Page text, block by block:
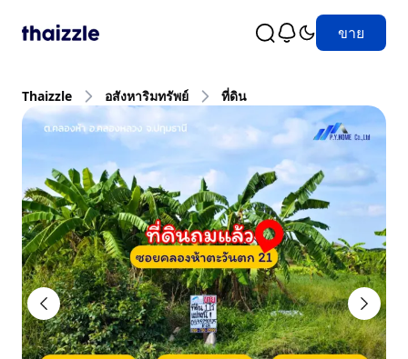
ขาย
Thaizzle อสังหาริมทรัพย์ ที่ดิน